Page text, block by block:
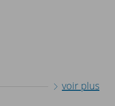
voir plus